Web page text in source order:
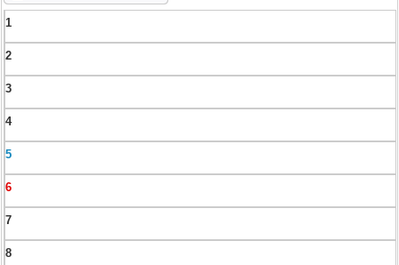
1
2
3
4
5
6
7
8